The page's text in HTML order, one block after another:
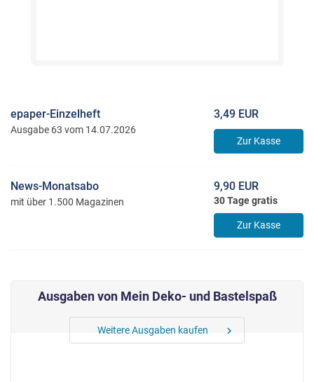
epaper-Einzelheft
Ausgabe 63 vom 14.07.2026
3,49 EUR
Zur Kasse
News-Monatsabo
mit über 1.500 Magazinen
9,90 EUR
30 Tage gratis
Zur Kasse
Ausgaben von Mein Deko- und Bastelspaß
Weitere Ausgaben kaufen chevron_right